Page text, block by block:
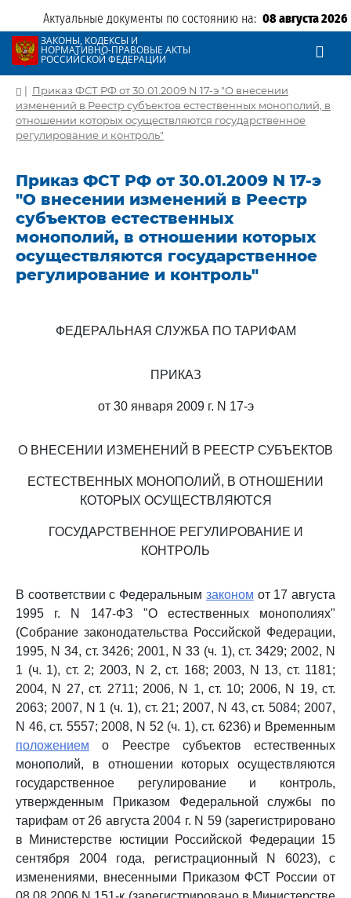
Актуальные документы по состоянию на: 08 августа 2026
ЗАКОНЫ, КОДЕКСЫ И
НОРМАТИВНО-ПРАВОВЫЕ АКТЫ
РОССИЙСКОЙ ФЕДЕРАЦИИ
| Приказ ФСТ РФ от 30.01.2009 N 17-э "О внесении
изменений в Реестр субъектов естественных монополий, в
отношении которых осуществляются государственное
регулирование и контроль"
Приказ ФСТ РФ от 30.01.2009 N 17-э
"О внесении изменений в Реестр
субъектов естественных
монополий, в отношении которых
осуществляются государственное
регулирование и контроль"
ФЕДЕРАЛЬНАЯ СЛУЖБА ПО ТАРИФАМ
ПРИКАЗ
от 30 января 2009 г. N 17-э
О ВНЕСЕНИИ ИЗМЕНЕНИЙ В РЕЕСТР СУБЪЕКТОВ
ЕСТЕСТВЕННЫХ МОНОПОЛИЙ, В ОТНОШЕНИИ
КОТОРЫХ ОСУЩЕСТВЛЯЮТСЯ
ГОСУДАРСТВЕННОЕ РЕГУЛИРОВАНИЕ И
КОНТРОЛЬ
В соответствии с Федеральным законом от 17 августа
1995 г. N 147-ФЗ "О естественных монополиях"
(Собрание законодательства Российской Федерации,
1995, N 34, ст. 3426; 2001, N 33 (ч. 1), ст. 3429; 2002, N
1 (ч. 1), ст. 2; 2003, N 2, ст. 168; 2003, N 13, ст. 1181;
2004, N 27, ст. 2711; 2006, N 1, ст. 10; 2006, N 19, ст.
2063; 2007, N 1 (ч. 1), ст. 21; 2007, N 43, ст. 5084; 2007,
N 46, ст. 5557; 2008, N 52 (ч. 1), ст. 6236) и Временным
положением о Реестре субъектов естественных
монополий, в отношении которых осуществляются
государственное регулирование и контроль,
утвержденным Приказом Федеральной службы по
тарифам от 26 августа 2004 г. N 59 (зарегистрировано
в Министерстве юстиции Российской Федерации 15
сентября 2004 года, регистрационный N 6023), с
изменениями, внесенными Приказом ФСТ России от